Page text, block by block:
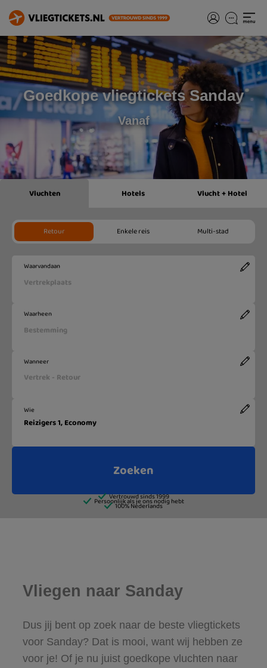
Goedkope vliegtickets Sanday
Vanaf
Vliegen naar Sanday
Dus jij bent op zoek naar de beste vliegtickets
voor Sanday? Dat is mooi, want wij hebben ze
voor je! Of je nu juist goedkope vluchten naar